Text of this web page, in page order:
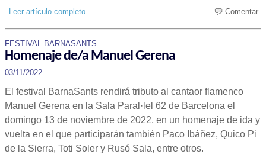
Leer artículo completo Comentar
FESTIVAL BARNASANTS
Homenaje de/a Manuel Gerena
03/11/2022
El festival BarnaSants rendirá tributo al cantaor flamenco
Manuel Gerena en la Sala Paral·lel 62 de Barcelona el
domingo 13 de noviembre de 2022, en un homenaje de ida y
vuelta en el que participarán también Paco Ibáñez, Quico Pi
de la Sierra, Toti Soler y Rusó Sala, entre otros.